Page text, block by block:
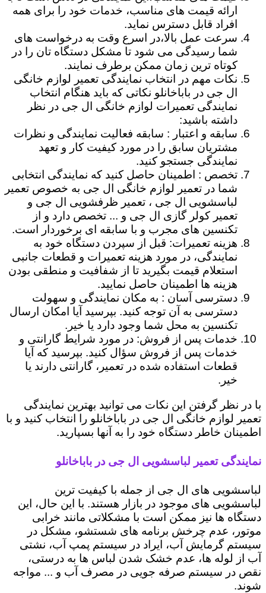
ارائه قیمت های مناسب، خدمات خود را برای همه
افراد قابل دسترس نماید.
سرعت عمل بالا،در اسرع وقت به درخواست های
شما رسیدگی می شود تا مشکل دستگاه تان را در
کوتاه ترین زمان ممکن برطرف نمایند.
نکات مهم در انتخاب نمایندگی تعمیر لوازم خانگی
ال جی در باباخانلو نکاتی که باید هنگام انتخاب
نمایندگی تعمیرات لوازم خانگی ال جی در نظر
داشته باشید:
سابقه و اعتبار : سابقه فعالیت نمایندگی و نظرات
مشتریان سابق را در مورد کیفیت کار و تعهد
نمایندگی جستجو کنید.
تخصص : اطمینان حاصل کنید که نمایندگی انتخابی
شما در تعمیر لوازم خانگی ال جی به خصوص تعمیر
لباسشویی ال جی ، تعمیر ظرفشویی ال جی و
تعمیر کولر گازی ال جی و ... تخصص دارد و از
تکنسین های مجرب و با سابقه ای برخوردار است.
هزینه تعمیرات: قبل از سپردن دستگاه خود به
نمایندگی، در مورد هزینه تعمیرات و قطعات جانبی
استعلام قیمت بگیرید تا از شفافیت و منطقی بودن
هزینه ها اطمینان حاصل نمایید.
دسترسی آسان : به مکان نمایندگی و سهولت
دسترسی به آن توجه کنید. بپرسید آیا امکان ارسال
تکنسین به محل شما وجود دارد یا خیر.
خدمات پس از فروش: در مورد شرایط گارانتی و
خدمات پس از فروش سؤال کنید. بپرسید که آیا
قطعات استفاده شده در تعمیر، گارانتی دارند یا
خیر.
با در نظر گرفتن این نکات می توانید بهترین نمایندگی
تعمیر لوازم خانگی ال جی در باباخانلو را انتخاب کنید و با
اطمینان خاطر دستگاه خود را به آنها بسپارید.
نمایندگی تعمیر لباسشویی ال جی در باباخانلو
لباسشویی های ال جی از جمله با کیفیت ترین
لباسشویی های موجود در بازار هستند. با این حال، این
دستگاه ها نیز ممکن است با مشکلاتی مانند خرابی
موتور، عدم چرخش برنامه های شستشو، مشکل در
سیستم گرمایش آب، ایراد در سیستم پمپ آب، نشتی
آب از لوله ها، عدم خشک شدن لباس ها به درستی،
نقص در سیستم صرفه جویی در مصرف آب و ... مواجه
شوند.